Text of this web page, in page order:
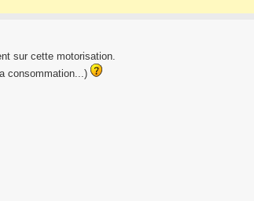
sur cette motorisation.
consommation...)